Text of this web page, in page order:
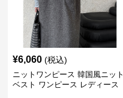
¥6,060 (税込)
ニットワンピース 韓国風ニット
ベスト ワンピース レディース